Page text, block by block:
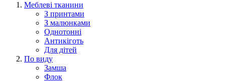
Меблеві тканини
З принтами
З малюнками
Однотонні
Антикіготь
Для дітей
По виду
Замша
Флок